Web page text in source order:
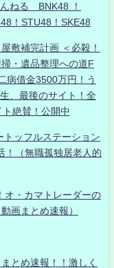
ねる BNK48 ！
！STU48！SKE48
敷補完計画 ＜必殺！
・遺品整理への道F
病借金3500万円！う
、最後のサイト！全
絶賛！公開中
トッフルステーション
！（無職孤独居老人的
・カマトレーダーの
画まとめ速報）
とめ速報！！激しく